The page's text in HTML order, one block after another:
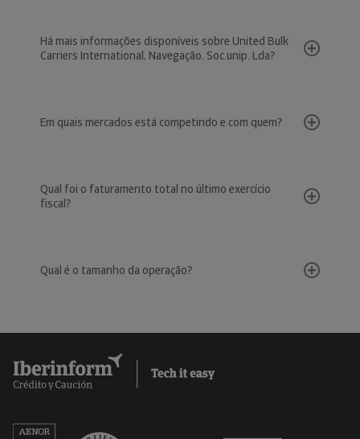
Há mais informações disponíveis sobre United Bulk
Carriers International, Navegação, Soc.unip. Lda?
Em quais mercados está competindo e com quem?
Qual foi o faturamento total no último exercício
fiscal?
Qual é o tamanho da operação?